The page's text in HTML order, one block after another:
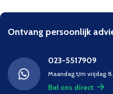
Ontvang persoonlijk
023-5517909
Maandag t/m vrijdag
Bel ons direct